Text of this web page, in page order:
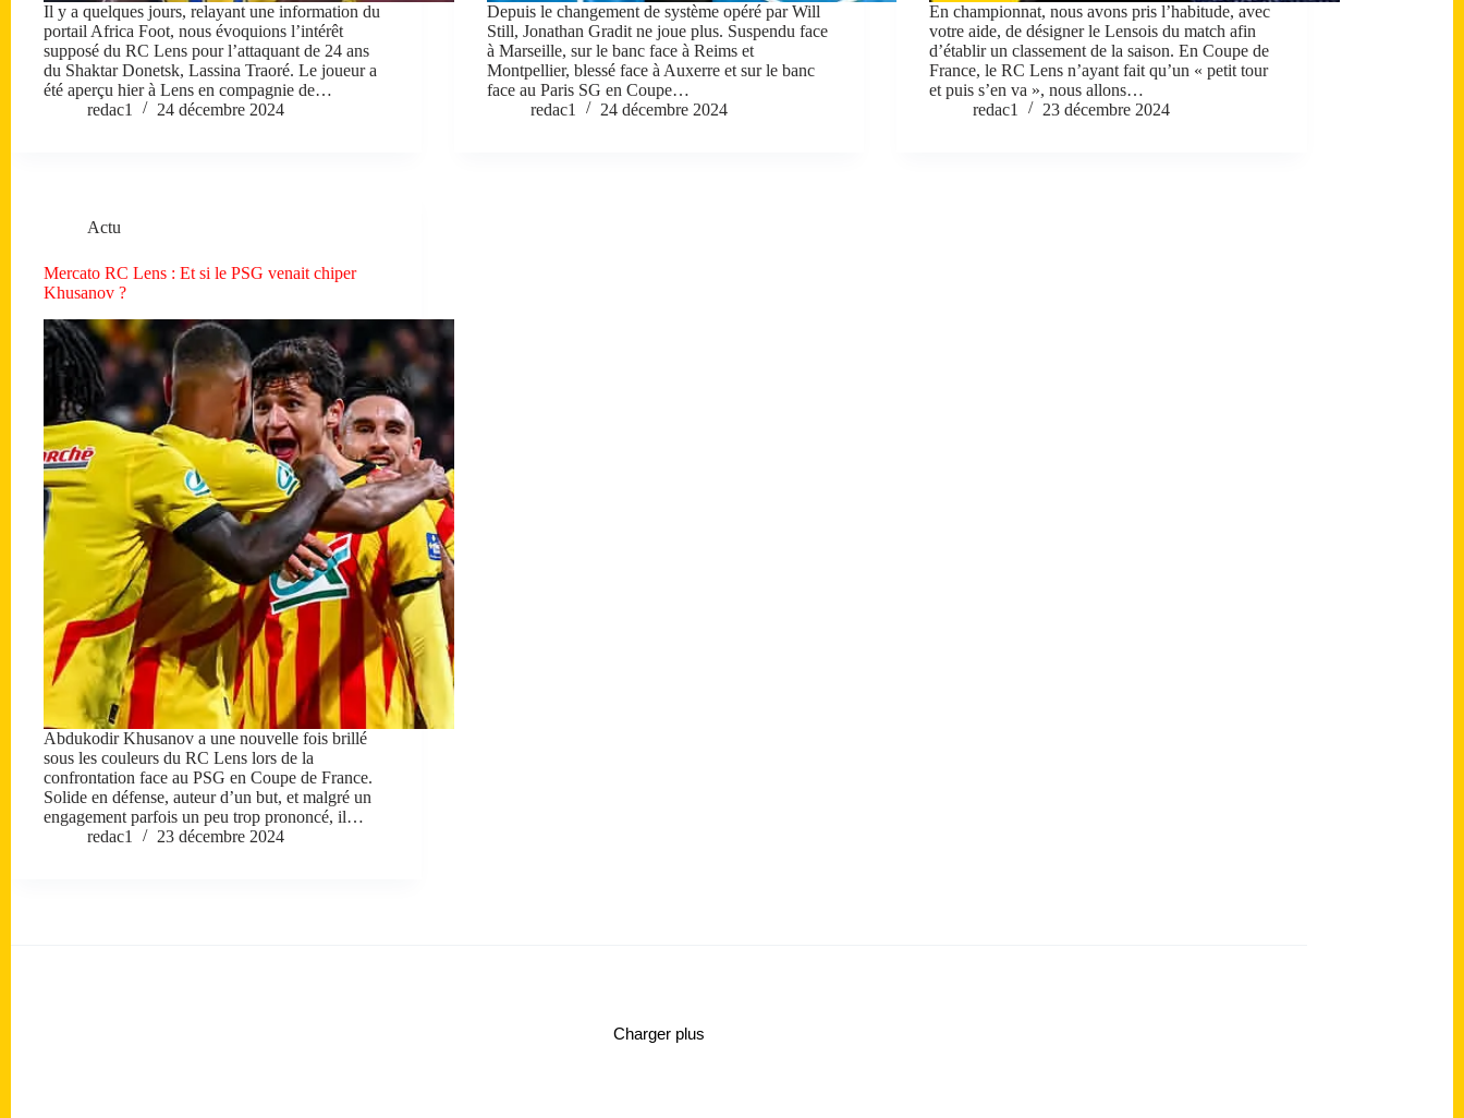
Il y a quelques jours, relayant une information du
portail Africa Foot, nous évoquions l’intérêt
supposé du RC Lens pour l’attaquant de 24 ans
du Shaktar Donetsk, Lassina Traoré. Le joueur a
été aperçu hier à Lens en compagnie de…
redac1
24 décembre 2024
Depuis le changement de système opéré par Will
Still, Jonathan Gradit ne joue plus. Suspendu face
à Marseille, sur le banc face à Reims et
Montpellier, blessé face à Auxerre et sur le banc
face au Paris SG en Coupe…
redac1
24 décembre 2024
En championnat, nous avons pris l’habitude, avec
votre aide, de désigner le Lensois du match afin
d’établir un classement de la saison. En Coupe de
France, le RC Lens n’ayant fait qu’un « petit tour
et puis s’en va », nous allons…
redac1
23 décembre 2024
Actu
Mercato RC Lens : Et si le PSG venait chiper
Khusanov ?
Abdukodir Khusanov a une nouvelle fois brillé
sous les couleurs du RC Lens lors de la
confrontation face au PSG en Coupe de France.
Solide en défense, auteur d’un but, et malgré un
engagement parfois un peu trop prononcé, il…
redac1
23 décembre 2024
Charger plus